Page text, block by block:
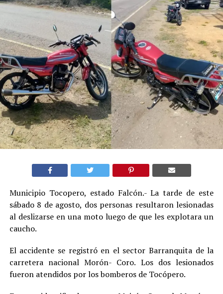
Municipio Tocopero, estado Falcón.- La tarde de este
sábado 8 de agosto, dos personas resultaron lesionadas
al deslizarse en una moto luego de que les explotara un
caucho.
El accidente se registró en el sector Barranquita de la
carretera nacional Morón- Coro. Los dos lesionados
fueron atendidos por los bomberos de Tocópero.